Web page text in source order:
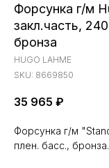
Форсунка г/м
закл.часть,
бронза
HUGO LAHME
SKU: 8669850
35 965 ₽
Форсунка г/м
плен. басс., бронза.